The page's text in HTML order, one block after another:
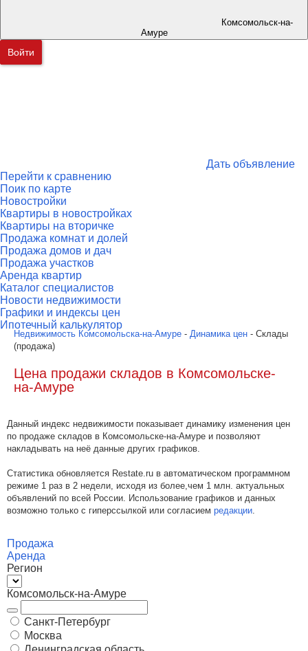
Комсомольск-на-
Амуре
Войти
Дать объявление
Перейти к сравнению
Поик по карте
Новостройки
Квартиры в новостройках
Квартиры на вторичке
Продажа комнат и долей
Продажа домов и дач
Продажа участков
Аренда квартир
Каталог специалистов
Новости недвижимости
Графики и индексы цен
Ипотечный калькулятор
Недвижимость Комсомольска-на-Амуре - Динамика цен - Склады
(продажа)
Цена продажи складов в Комсомольске-
на-Амуре
Данный индекс недвижимости показывает динамику изменения цен
по продаже складов в Комсомольске-на-Амуре и позволяют
накладывать на неё данные других графиков.
Статистика обновляется Restate.ru в автоматическом программном
режиме 1 раз в 2 недели, исходя из более,чем 1 млн. актуальных
объявлений по всей России. Использование графиков и данных
возможно только с гиперссылкой или согласием редакции.
Продажа
Аренда
Регион
Комсомольск-на-Амуре
Санкт-Петербург
Москва